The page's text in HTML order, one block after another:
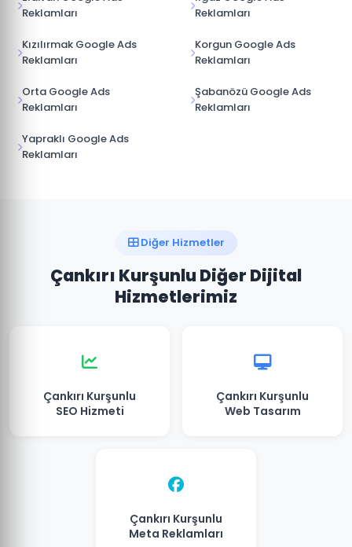
Reklamları
Reklamları
Kızılırmak Google Ads
Reklamları
Korgun Google Ads
Reklamları
Orta Google Ads
Reklamları
Şabanözü Google Ads
Reklamları
Yapraklı Google Ads
Reklamları
Diğer Hizmetler
Çankırı Kurşunlu Diğer Dijital
Hizmetlerimiz
Çankırı Kurşunlu
SEO Hizmeti
Çankırı Kurşunlu
Web Tasarım
Çankırı Kurşunlu
Meta Reklamları